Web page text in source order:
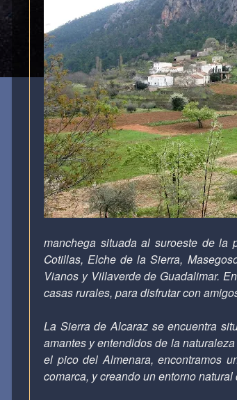
manchega situada al suroeste de la
Cotillas, Elche dela Sierra,
Vianos y Villaverde de Guadalimar.
casas rurales, para disfrutar con
La Sierra de Alcaraz se encuentra
amantes y entendidos de la
el pico del Almenara, encontramos
comarca, y creando un entorno